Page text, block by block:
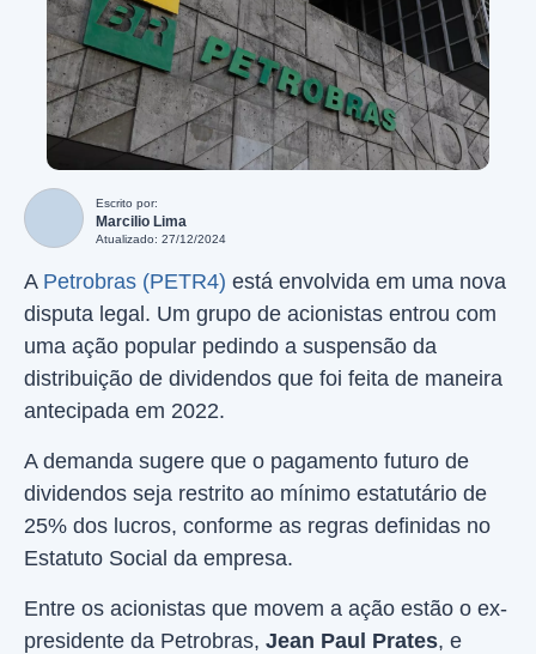
Escrito por:
Marcilio Lima
Atualizado: 27/12/2024
A Petrobras (PETR4) está envolvida em uma nova
disputa legal. Um grupo de acionistas entrou com
uma ação popular pedindo a suspensão da
distribuição de dividendos que foi feita de maneira
antecipada em 2022.
A demanda sugere que o pagamento futuro de
dividendos seja restrito ao mínimo estatutário de
25% dos lucros, conforme as regras definidas no
Estatuto Social da empresa.
Entre os acionistas que movem a ação estão o ex-
presidente da Petrobras, Jean Paul Prates, e